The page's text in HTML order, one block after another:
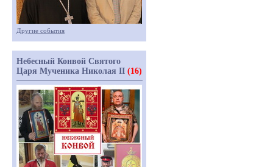
Другие события
Небесный Конвой Святого
Царя Мученика Николая II (16)